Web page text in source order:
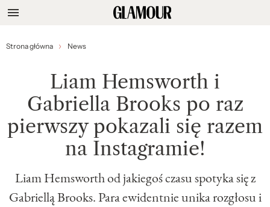
Strona główna News
Liam Hemsworth i
Gabriella Brooks po raz
pierwszy pokazali się razem
na Instagramie!
Liam Hemsworth od jakiegoś czasu spotyka się z
Gabriellą Brooks. Para ewidentnie unika rozgłosu i